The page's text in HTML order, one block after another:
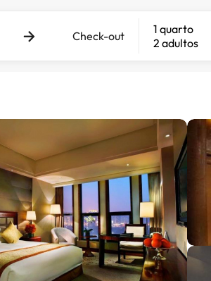
Check-out
1 quarto
2 adultos